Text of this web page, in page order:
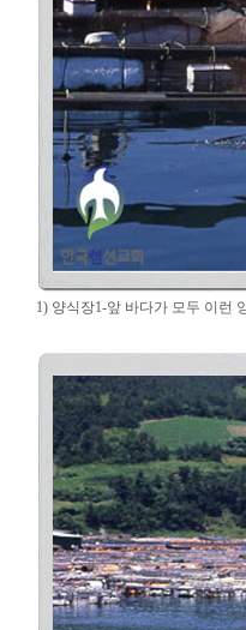
1) 양식장1-앞 바다가 모두 이런